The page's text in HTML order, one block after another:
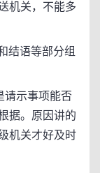
机关，不能多
语等部分组
示事项能否
据。原因讲的
机关才好及时